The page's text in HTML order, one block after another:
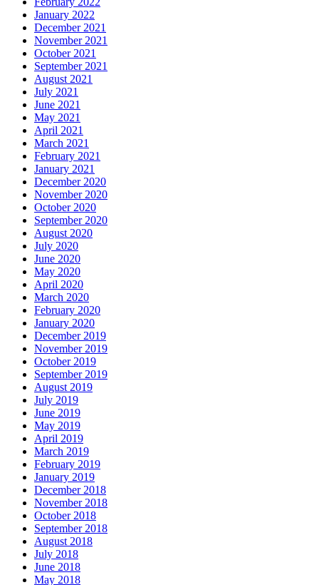
January 2022
December 2021
November 2021
October 2021
September 2021
August 2021
July 2021
June 2021
May 2021
April 2021
March 2021
February 2021
January 2021
December 2020
November 2020
October 2020
September 2020
August 2020
July 2020
June 2020
May 2020
April 2020
March 2020
February 2020
January 2020
December 2019
November 2019
October 2019
September 2019
August 2019
July 2019
June 2019
May 2019
April 2019
March 2019
February 2019
January 2019
December 2018
November 2018
October 2018
September 2018
August 2018
July 2018
June 2018
May 2018